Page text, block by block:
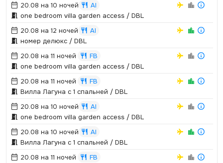
20.08 на 10 ночей
AI
one bedroom villa garden access / DBL
20.08 на 12 ночей
AI
номер делюкс / DBL
20.08 на 11 ночей
FB
one bedroom villa garden access / DBL
20.08 на 11 ночей
FB
Вилла Лагуна с 1 спальней / DBL
20.08 на 10 ночей
AI
one bedroom villa garden access / DBL
20.08 на 10 ночей
AI
Вилла Лагуна с 1 спальней / DBL
20.08 на 11 ночей
FB